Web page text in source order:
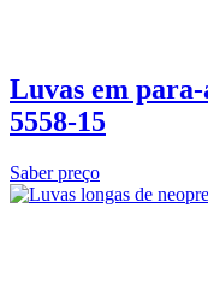
Luvas em
5558‑15
Saber preço